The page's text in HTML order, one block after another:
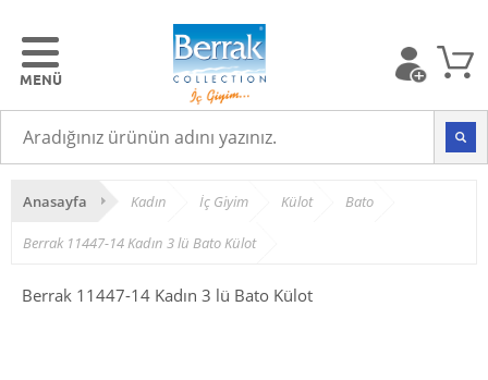
Anasayfa Kadın İç Giyim Külot Bato
Berrak 11447-14 Kadın 3 lü Bato Külot
Berrak 11447-14 Kadın 3 lü Bato Külot